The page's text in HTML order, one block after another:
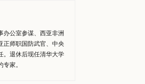
办公室参谋、西亚非洲
正师职国防武官、中央
。退休后现任清华大学
家。